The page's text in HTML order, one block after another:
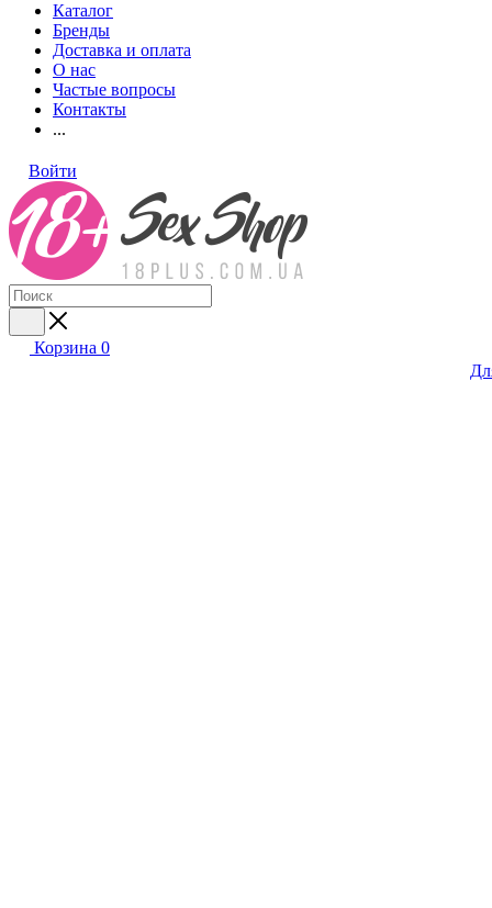
Каталог
Бренды
Доставка и оплата
О нас
Частые вопросы
Контакты
...
Войти
Корзина 0